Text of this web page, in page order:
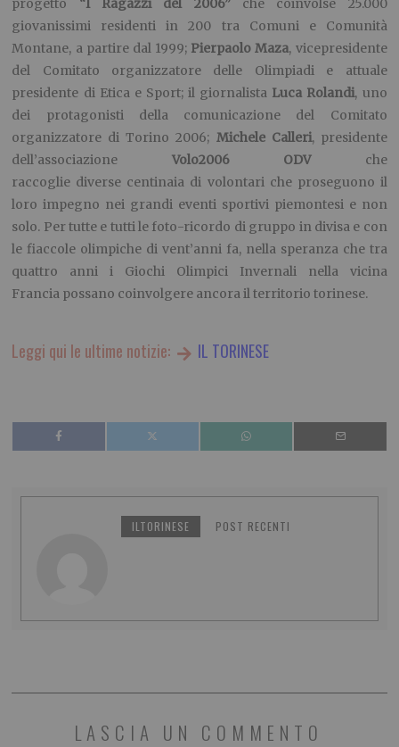
progetto “I Ragazzi del 2006”che coinvolse 25.000
giovanissimi residenti in 200 tra Comuni e Comunità
Montane, a partire dal 1999; Pierpaolo Maza, vicepresidente
del Comitato organizzatore delle Olimpiadi e attuale
presidente di Etica e Sport; il giornalista Luca Rolandi, uno
dei protagonisti della comunicazione del Comitato
organizzatore di Torino 2006; Michele Calleri, presidente
dell’associazione Volo2006 ODVche
raccoglie diverse centinaia di volontari che proseguono il
loro impegno nei grandi eventi sportivi piemontesi e non
solo. Per tutte e tutti le foto-ricordo di gruppo in divisa e con
le fiaccole olimpiche di vent’anni fa, nella speranza che tra
quattro anni i Giochi Olimpici Invernali nella vicina
Francia possano coinvolgere ancora il territorio torinese.
Leggi qui le ultime notizie: IL TORINESE
ILTORINESE POST RECENTI
LASCIA UN COMMENTO